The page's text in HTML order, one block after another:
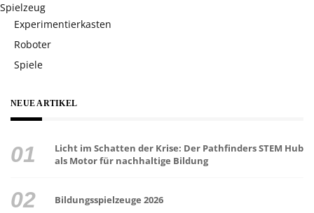
Spielzeug
Experimentierkasten
Roboter
Spiele
NEUE ARTIKEL
Licht im Schatten der Krise: Der Pathfinders STEM Hub
als Motor für nachhaltige Bildung
Bildungsspielzeuge 2026